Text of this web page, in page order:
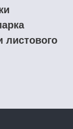
листового